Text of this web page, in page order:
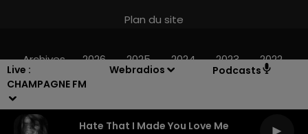
Live :
CHAMPAGNE FM
Webradios Podcasts
Hate That I Made You Love Me
Plan du site
Archives 2026 2025 2024 2023 2022